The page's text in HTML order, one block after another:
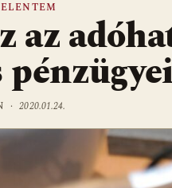
az
·2020.01.24.